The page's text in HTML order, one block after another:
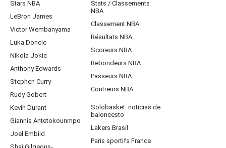
Stars NBA
LeBron James
Victor Wembanyama
Luka Doncic
Nikola Jokic
Anthony Edwards
Stephen Curry
Rudy Gobert
Kevin Durant
Giannis Antetokounmpo
Joel Embiid
Stats / Classements
NBA
Classement NBA
Résultats NBA
Scoreurs NBA
Rebondeurs NBA
Passeurs NBA
Contreurs NBA
Solobasket: noticias de
baloncesto
Lakers Brasil
Paris sportifs France